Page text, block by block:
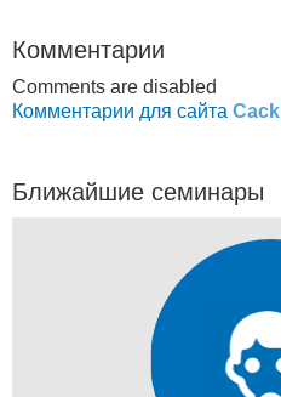
Комментарии
Comments are disabled
Комментарии для сайта Cackl
Ближайшие семинары